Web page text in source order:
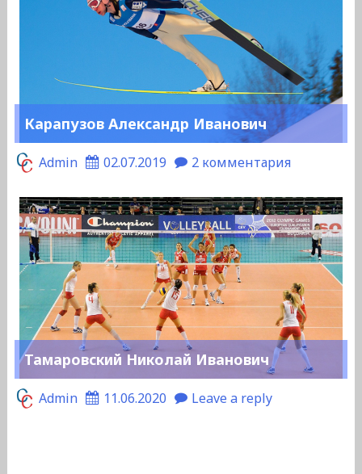
Карапузов Александр Иванович
Admin 02.07.2019 2 комментария
Тамаровский Николай Иванович
Admin 11.06.2020 Leave a reply